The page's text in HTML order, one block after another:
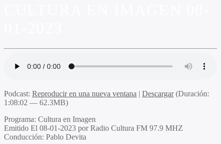
Podcast: Reproducir en una nueva ventana | Descargar(Duración:
1:08:02 — 62.3MB)
Programa: Cultura en Imagen
Emitido El 08-01-2023 por Radio Cultura FM 97.9 MHZ
Conducción: Pablo Devita